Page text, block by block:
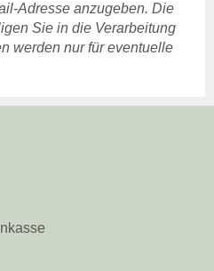
Adresse anzugeben. Die
Sie in die Verarbeitung
werden nur für eventuelle